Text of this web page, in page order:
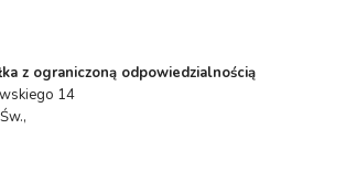
z ograniczoną odpowiedzialnością
14